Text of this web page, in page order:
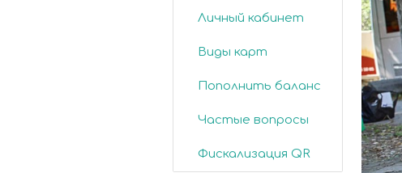
Личный кабинет
Виды карт
Пополнить баланс
Частые вопросы
Фискализация QR